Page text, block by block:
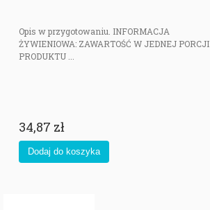
Opis w przygotowaniu. INFORMACJA
ŻYWIENIOWA: ZAWARTOŚĆ W JEDNEJ PORCJI
PRODUKTU ...
34,87 zł